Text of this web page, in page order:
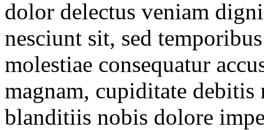
dolor delectus veniam
nesciunt sit, sed
molestiae consequatur
magnam, cupiditate debitis
blanditiis nobis dolore